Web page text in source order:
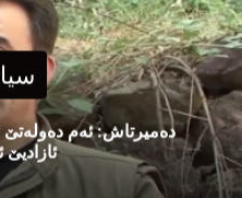
دەمیرتاش: ئەم دەولەتێ